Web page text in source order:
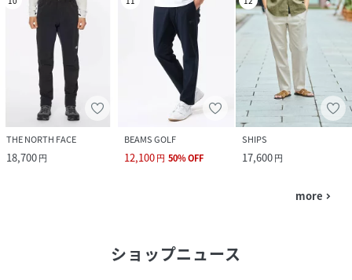
THE NORTH FACE
18,700円
BEAMS GOLF
12,100円 50%OFF
SHIPS
17,600円
more navigate_next
ショップニュース